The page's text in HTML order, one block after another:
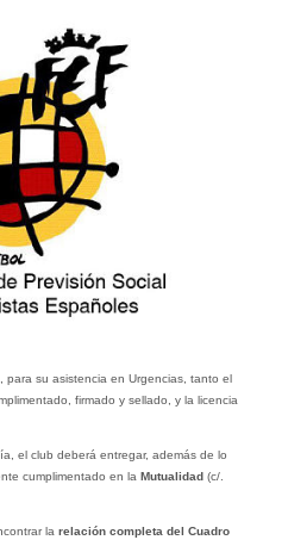
su asistencia en Urgencias, tanto el
firmado y sellado, y la licencia
el club deberá entregar, además de lo
cumplimentado en la Mutualidad (c/.
la relación completa del Cuadro